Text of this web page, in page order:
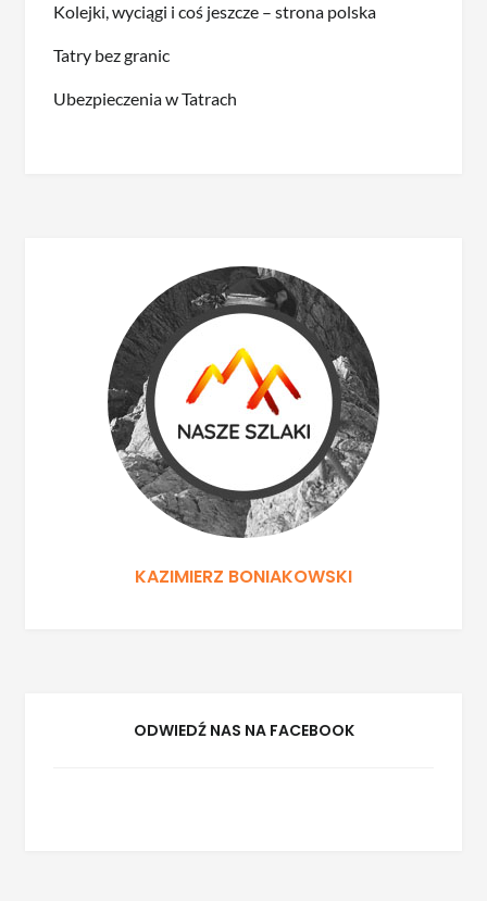
Kolejki, wyciągi i coś jeszcze – strona polska
Tatry bez granic
Ubezpieczenia w Tatrach
KAZIMIERZ BONIAKOWSKI
ODWIEDŹ NAS NA FACEBOOK